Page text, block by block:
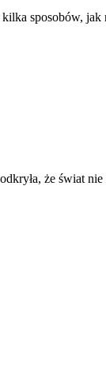
sposobów, jak
że świat